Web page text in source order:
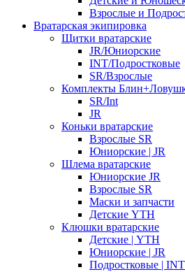
Взрослые и
Вратарская экипировка
Щитки вратарские
JR/Юниорские
INT/Подростковые
SR/Взрослые
Комплекты
SR/Int
JR
Коньки вратарские
Взрослые SR
Юниорские | JR
Шлема вратарские
Юниорские JR
Взрослые SR
Маски и запчасти
Детские YTH
Клюшки вратарские
Детские | YTH
Юниорские | JR
Подростковые | INT